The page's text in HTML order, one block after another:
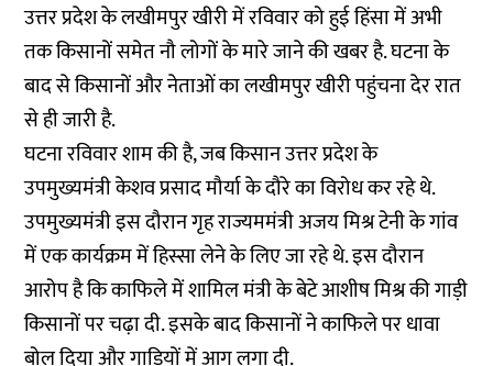
उत्तर प्रदेश के लखीमपुर खीरी में रविवार को हुई हिंसा में अभी
तक किसानों समेत नौ लोगों के मारे जाने की खबर है. घटना के
बाद से किसानों और नेताओं का लखीमपुर खीरी पहुंचना देर रात
से ही जारी है.
घटना रविवार शाम की है, जब किसान उत्तर प्रदेश के
उपमुख्यमंत्री केशव प्रसाद मौर्या के दौरे का विरोध कर रहे थे.
उपमुख्यमंत्री इस दौरान गृह राज्यममंत्री अजय मिश्र टेनी के गांव
में एक कार्यक्रम में हिस्सा लेने के लिए जा रहे थे. इस दौरान
आरोप है कि काफिले में शामिल मंत्री के बेटे आशीष मिश्र की गाड़ी
किसानों पर चढ़ा दी. इसके बाद किसानों ने काफिले पर धावा
बोल दिया और गाड़ियों में आग लगा दी.